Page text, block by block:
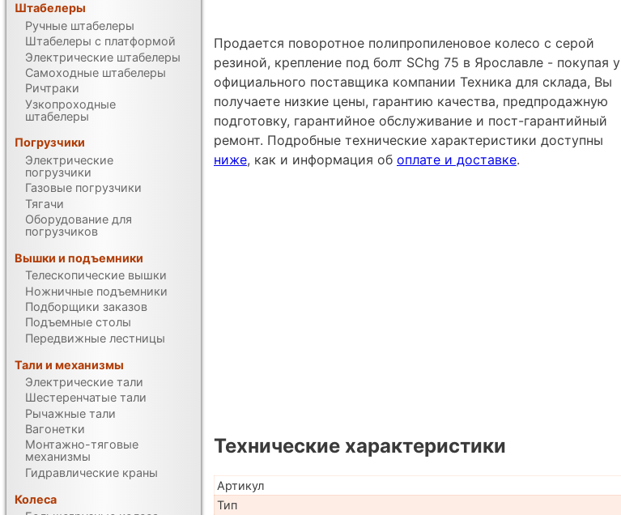
Продается поворотное полипропиленовое колесо с серой
резиной, крепление под болт SChg 75 в Ярославле - покупая у
официального поставщика компании Техника для склада, Вы
получаете низкие цены, гарантию качества, предпродажную
подготовку, гарантийное обслуживание и пост-гарантийный
ремонт. Подробные технические характеристики доступны
ниже, как и информация об оплате и доставке.
Технические характеристики
Артикул
Тип
Штабелеры
Ручные штабелеры
Штабелеры с платформой
Электрические штабелеры
Самоходные штабелеры
Ричтраки
Узкопроходные
штабелеры
Погрузчики
Электрические
погрузчики
Газовые погрузчики
Тягачи
Оборудование для
погрузчиков
Вышки и подъемники
Телескопические вышки
Ножничные подъемники
Подборщики заказов
Подъемные столы
Передвижные лестницы
Тали и механизмы
Электрические тали
Шестеренчатые тали
Рычажные тали
Вагонетки
Монтажно-тяговые
механизмы
Гидравлические краны
Колеса